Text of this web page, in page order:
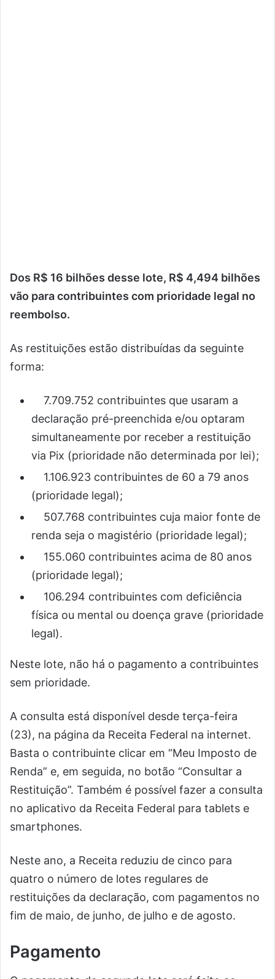
Dos R$ 16 bilhões desse lote, R$ 4,494 bilhões
vão para contribuintes com prioridade legal no
reembolso.
As restituições estão distribuídas da seguinte
forma:
7.709.752 contribuintes que usaram a
declaração pré-preenchida e/ou optaram
simultaneamente por receber a restituição
via Pix (prioridade não determinada por lei);
1.106.923 contribuintes de 60 a 79 anos
(prioridade legal);
507.768 contribuintes cuja maior fonte de
renda seja o magistério (prioridade legal);
155.060 contribuintes acima de 80 anos
(prioridade legal);
106.294 contribuintes com deficiência
física ou mental ou doença grave (prioridade
legal).
Neste lote, não há o pagamento a contribuintes
sem prioridade.
A consulta está disponível desde terça-feira
(23), na página da Receita Federal na internet.
Basta o contribuinte clicar em “Meu Imposto de
Renda” e, em seguida, no botão “Consultar a
Restituição”. Também é possível fazer a consulta
no aplicativo da Receita Federal para tablets e
smartphones.
Neste ano, a Receita reduziu de cinco para
quatro o número de lotes regulares de
restituições da declaração, com pagamentos no
fim de maio, de junho, de julho e de agosto.
Pagamento